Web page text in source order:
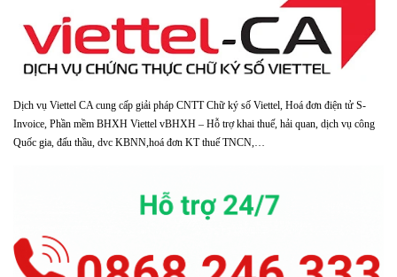
Dịch vụ Viettel CA cung cấp giải pháp CNTT Chữ ký số Viettel, Hoá đơn điện tử S-
Invoice, Phần mềm BHXH Viettel vBHXH – Hỗ trợ khai thuế, hải quan, dịch vụ công
Quốc gia, đấu thầu, dvc KBNN,hoá đơn KT thuế TNCN,…